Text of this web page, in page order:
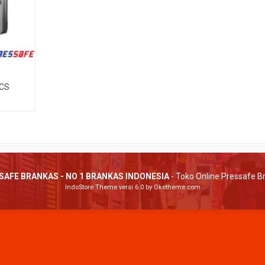
CS
BRANKAS - NO 1 BRANKAS INDONESIA- Toko Online Pressafe
IndoStore Themeversi 6.0 by Oketheme.com